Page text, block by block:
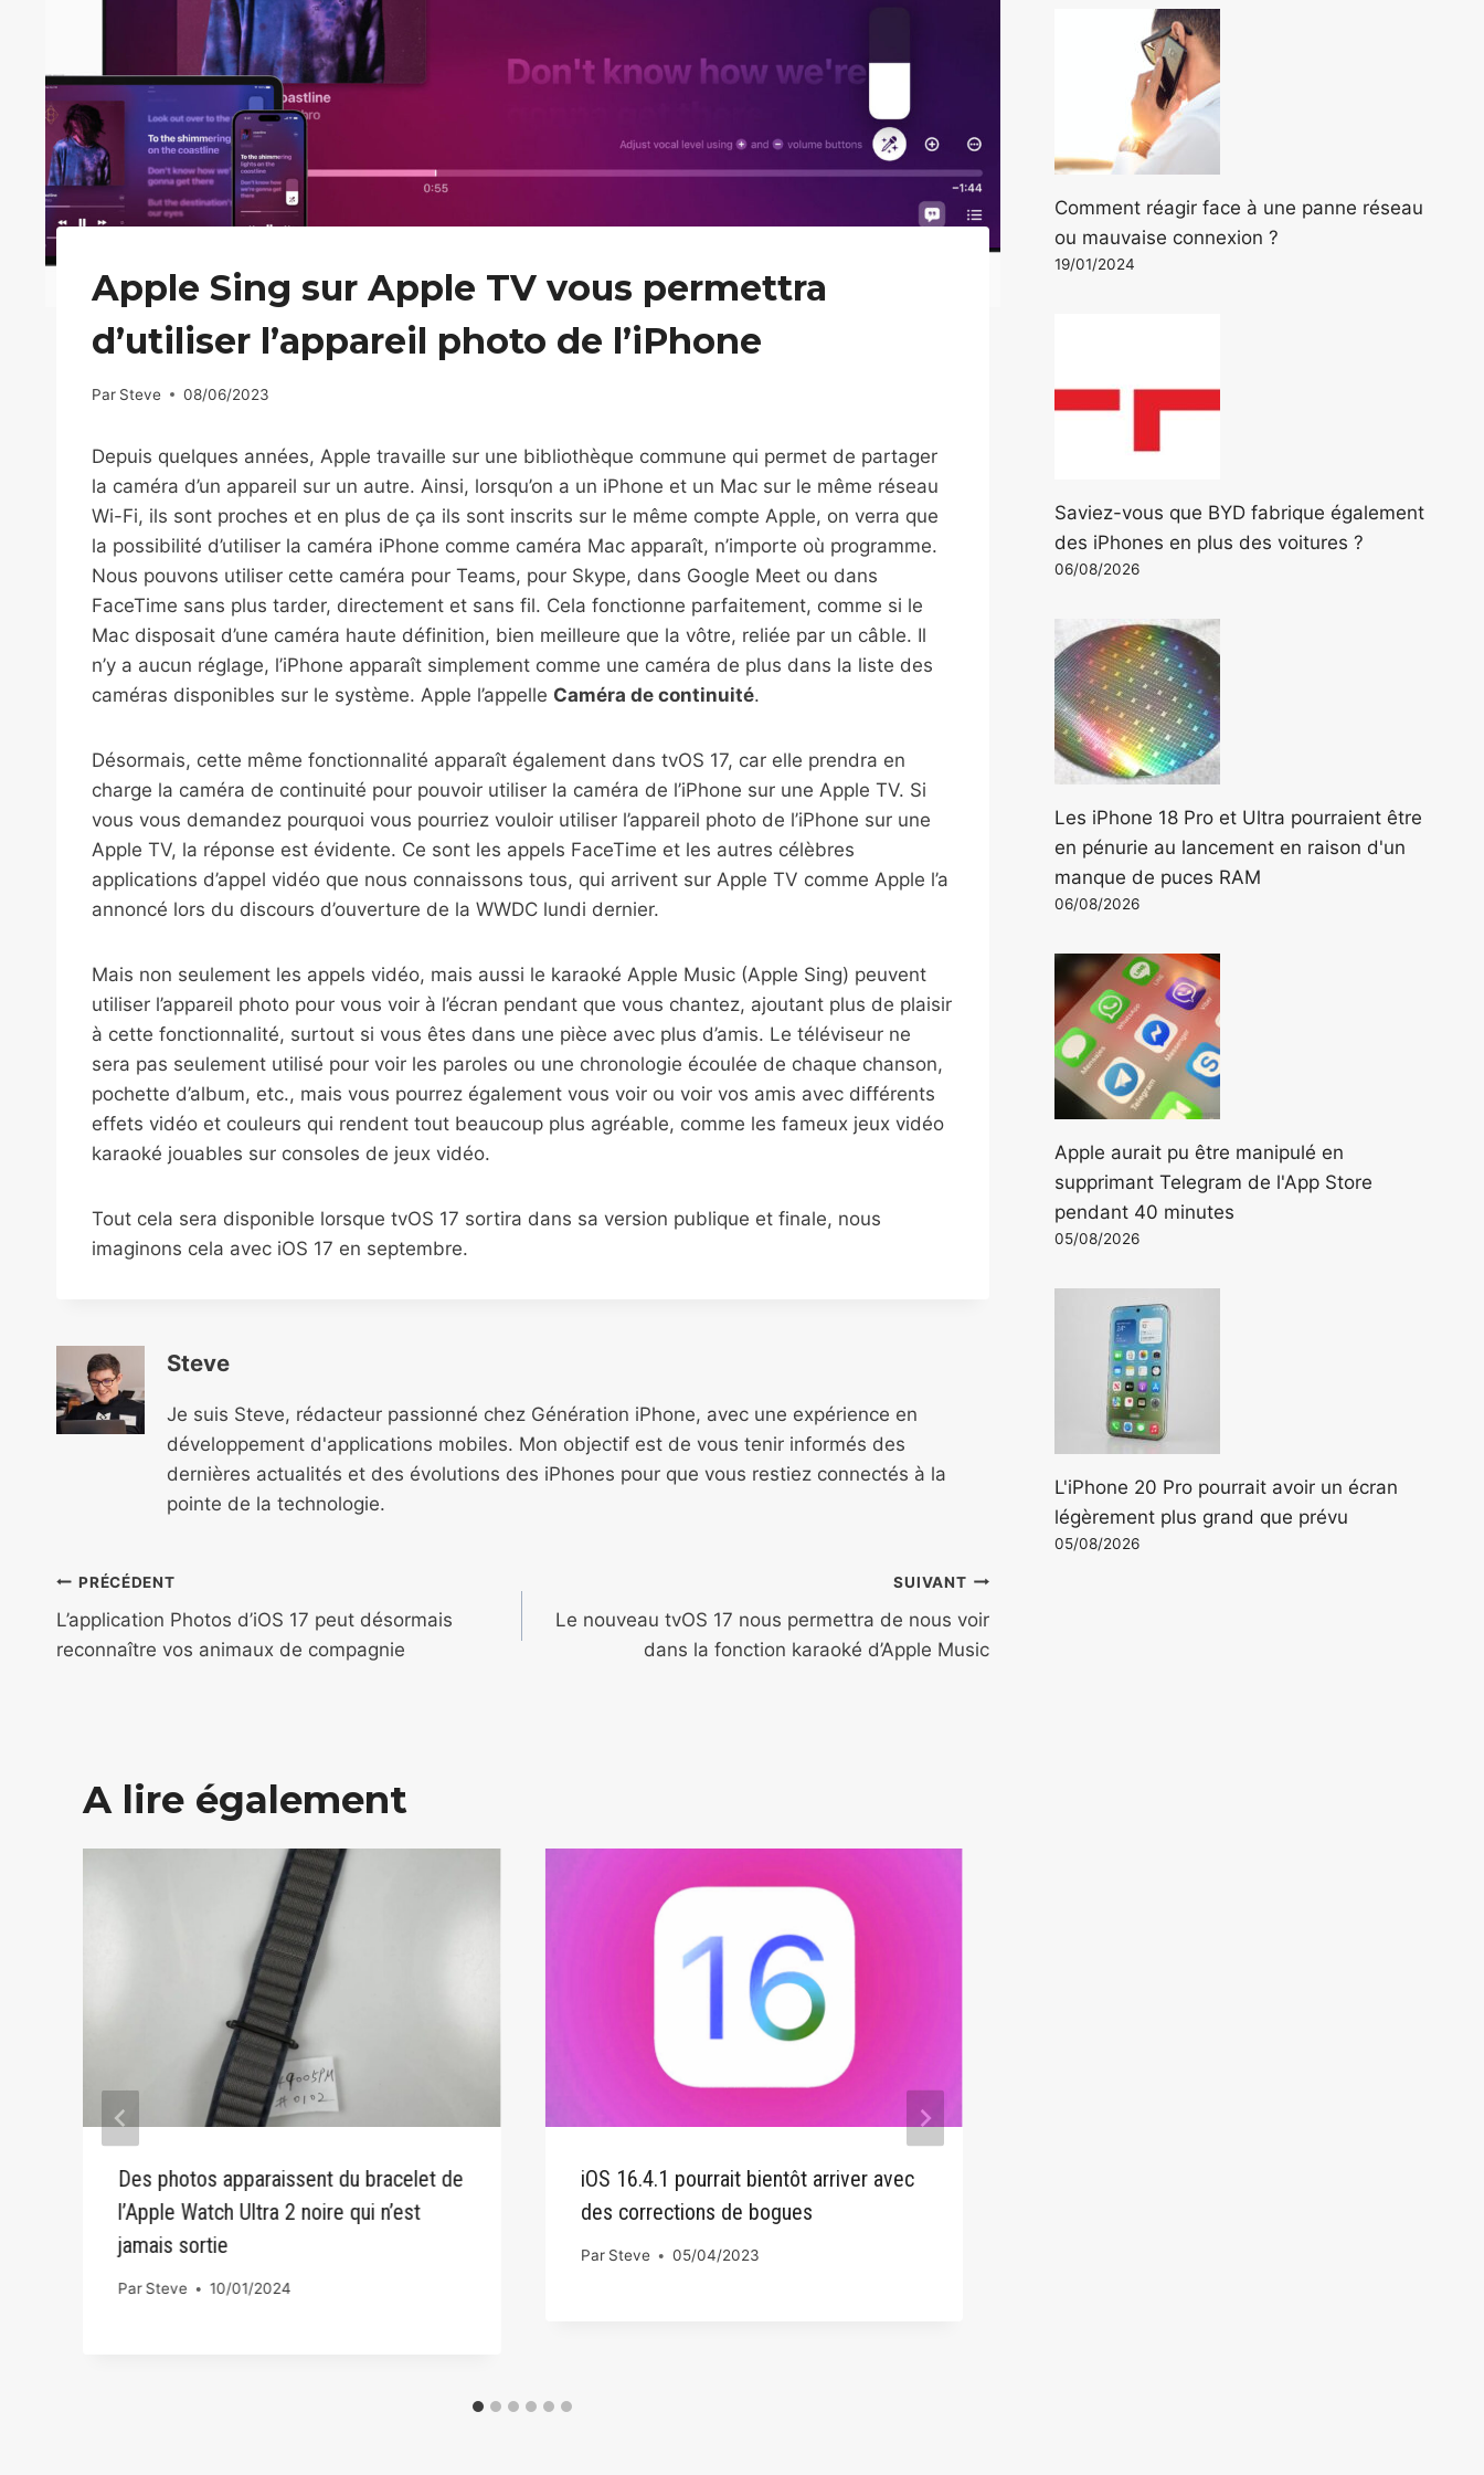
Apple Sing sur Apple TV vous permettra
d’utiliser l’appareil photo de l’iPhone
Par Steve 08/06/2023
Depuis quelques années, Apple travaille sur une bibliothèque commune qui permet de partager
la caméra d’un appareil sur un autre. Ainsi, lorsqu’on a un iPhone et un Mac sur le même réseau
Wi-Fi, ils sont proches et en plus de ça ils sont inscrits sur le même compte Apple, on verra que
la possibilité d’utiliser la caméra iPhone comme caméra Mac apparaît, n’importe où programme.
Nous pouvons utiliser cette caméra pour Teams, pour Skype, dans Google Meet ou dans
FaceTime sans plus tarder, directement et sans fil. Cela fonctionne parfaitement, comme si le
Mac disposait d’une caméra haute définition, bien meilleure que la vôtre, reliée par un câble. Il
n’y a aucun réglage, l’iPhone apparaît simplement comme une caméra de plus dans la liste des
caméras disponibles sur le système. Apple l’appelle Caméra de continuité.
Désormais, cette même fonctionnalité apparaît également dans tvOS 17, car elle prendra en
charge la caméra de continuité pour pouvoir utiliser la caméra de l’iPhone sur une Apple TV. Si
vous vous demandez pourquoi vous pourriez vouloir utiliser l’appareil photo de l’iPhone sur une
Apple TV, la réponse est évidente. Ce sont les appels FaceTime et les autres célèbres
applications d’appel vidéo que nous connaissons tous, qui arrivent sur Apple TV comme Apple l’a
annoncé lors du discours d’ouverture de la WWDC lundi dernier.
Mais non seulement les appels vidéo, mais aussi le karaoké Apple Music (Apple Sing) peuvent
utiliser l’appareil photo pour vous voir à l’écran pendant que vous chantez, ajoutant plus de plaisir
à cette fonctionnalité, surtout si vous êtes dans une pièce avec plus d’amis. Le téléviseur ne
sera pas seulement utilisé pour voir les paroles ou une chronologie écoulée de chaque chanson,
pochette d’album, etc., mais vous pourrez également vous voir ou voir vos amis avec différents
effets vidéo et couleurs qui rendent tout beaucoup plus agréable, comme les fameux jeux vidéo
karaoké jouables sur consoles de jeux vidéo.
Tout cela sera disponible lorsque tvOS 17 sortira dans sa version publique et finale, nous
imaginons cela avec iOS 17 en septembre.
Steve
Je suis Steve, rédacteur passionné chez Génération iPhone, avec une expérience en
développement d'applications mobiles. Mon objectif est de vous tenir informés des
dernières actualités et des évolutions des iPhones pour que vous restiez connectés à la
pointe de la technologie.
Navigation
de
PRÉCÉDENT
L’application Photos d’iOS 17 peut désormais
reconnaître vos animaux de compagnie
SUIVANT
Le nouveau tvOS 17 nous permettra de nous voir
dans la fonction karaoké d’Apple Music
A lire également
Des photos apparaissent du bracelet de
l’Apple Watch Ultra 2 noire qui n’est
jamais sortie
ParSteve 10/01/2024
iOS 16.4.1 pourrait bientôt arriver avec
des corrections de bogues
Par Steve 05/04/2023
Comment réagir face à une panne réseau
ou mauvaise connexion ?
19/01/2024
Saviez-vous que BYD fabrique également
des iPhones en plus des voitures ?
06/08/2026
Les iPhone 18 Pro et Ultra pourraient être
en pénurie au lancement en raison d'un
manque de puces RAM
06/08/2026
Apple aurait pu être manipulé en
supprimant Telegram de l'App Store
pendant 40 minutes
05/08/2026
L'iPhone 20 Pro pourrait avoir un écran
légèrement plus grand que prévu
05/08/2026